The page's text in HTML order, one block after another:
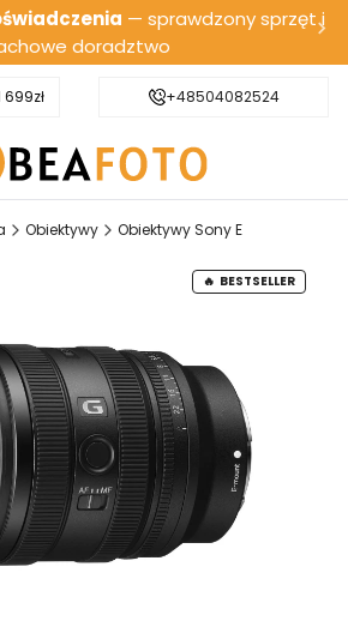
— sprawdzony sprzęt i
doradztwo
Bezpieczna wysyłka
+48504082524
Obiektywy Obiektywy Sony E
BESTSELLER